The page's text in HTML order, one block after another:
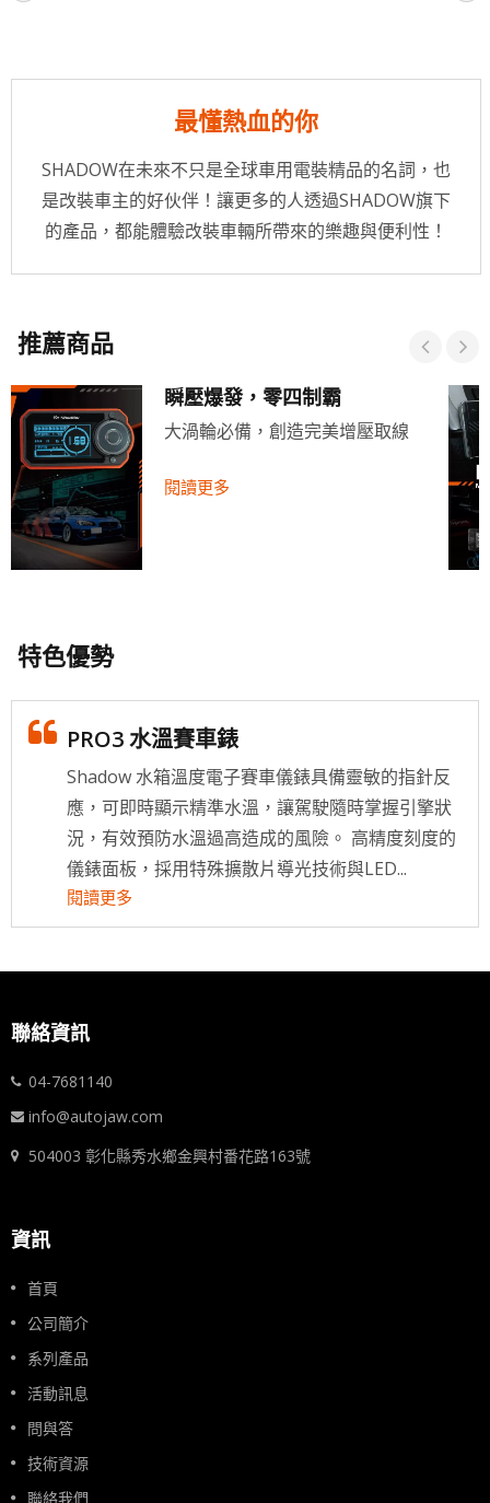
最懂熱血的你
SHADOW在未來不只是全球車用電裝精品的名詞，也
是改裝車主的好伙伴！讓更多的人透過SHADOW旗下
的產品，都能體驗改裝車輛所帶來的樂趣與便利性！
推薦商品
瞬壓爆發，零四制霸
大渦輪必備，創造完美增壓取線
閱讀更多
特色優勢
PRO3 水溫賽車錶
Shadow 水箱溫度電子賽車儀錶具備靈敏的指針反
應，可即時顯示精準水溫，讓駕駛隨時掌握引擎狀
況，有效預防水溫過高造成的風險。 高精度刻度的
儀錶面板，採用特殊擴散片導光技術與LED...
閱讀更多
聯絡資訊
04-7681140
info@autojaw.com
504003 彰化縣秀水鄉金興村番花路163號
資訊
首頁
公司簡介
系列產品
活動訊息
問與答
技術資源
聯絡我們